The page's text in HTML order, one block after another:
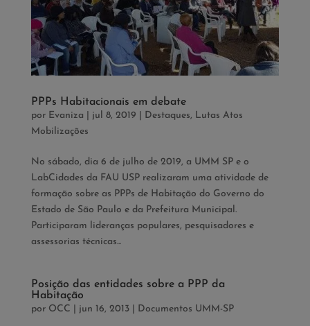
PPPs Habitacionais em debate
por Evaniza jul 8, 2019 Destaques, Lutas Atos
Mobilizações
No sábado, dia 6 de julho de 2019, a UMM SP e o
LabCidades da FAU USP realizaram uma atividade de
formação sobre as PPPs de Habitação do Governo do
Estado de São Paulo e da Prefeitura Municipal.
Participaram lideranças populares, pesquisadores e
assessorias técnicas...
Posição das entidades sobre a PPP da
Habitação
por OCC jun 16, 2013| Documentos UMM-SP